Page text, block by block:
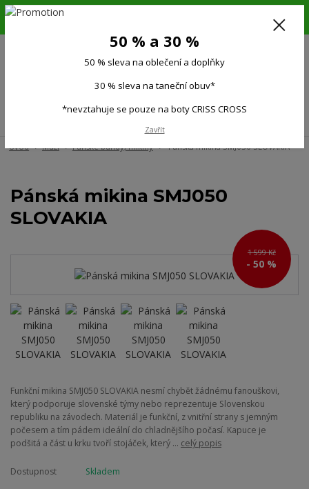
6.-16.8.26. DOVOLENÁ !!! 50 % SLEVA na všechno oblečení a doplňky !!!
(Po-Pá 9:00-15.00)
Úvod Muži Pánské bundy, mikiny Pánská mikina SMJ050 SLOVAKIA
Pánská mikina SMJ050
SLOVAKIA
1 599 Kč
- 50 %
Funkční mikina SMJ050 SLOVAKIA nesmí chybět žádnému fanouškovi,
který podporuje slovenské týmy nebo reprezentuje Slovenskou
republiku na závodech. Materiál je funkční, z vnitřní strany s jemným
počesem a tím pádem ideální do chladnějšího počasí. Kapuce je
podšitá a část u krku tvoří stojáček, který ... celý popis
Dostupnost
Skladem
50 % a 30 %
50 % sleva na oblečení a doplňky
30 % sleva na taneční obuv*
*nevztahuje se pouze na boty CRISS CROSS
Zavřít